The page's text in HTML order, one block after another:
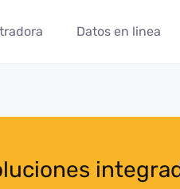
Datos en linea